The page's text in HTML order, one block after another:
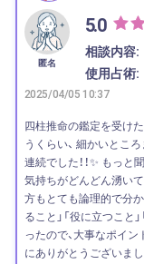
匿名
5.0
相談内容:
使用占術:
2025/04/05 10:37
四柱推命の鑑定を受けた
うくらい、 細かいとこ
連続でした！！✨ もっと
気持ちがどんどん湧い
方もとても論理的で分か
ること」「役に立つこと
ったので、大事なポイ
にありがとうございま